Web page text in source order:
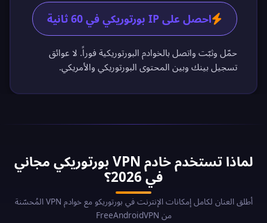
احصل على IP بورتوريكي في 60 ثانية
حمّل وثبّت واتصل بالخوادم البورتوريكية فوراً. لا عوائق
تسجيل بينك وبين المحتوى البورتوريكي والأمريكي.
لماذا تستخدم خادم VPN بورتوريكي مجاني
في 2026؟
أطلق العنان لكامل إمكانات الإنترنت في بورتوريكو مع خوادم VPN المُحسّنة
من FreeAndroidVPN